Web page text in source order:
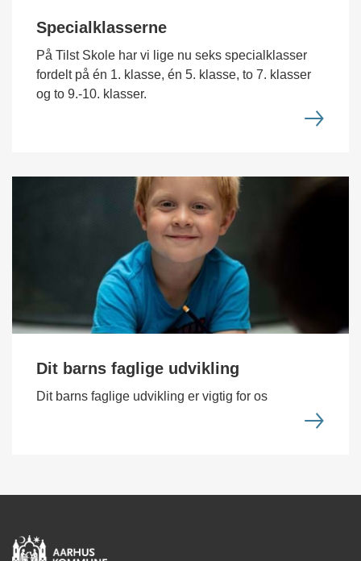
Specialklasserne
På Tilst Skole har vi lige nu seks specialklasser
fordelt på én 1. klasse, én 5. klasse, to 7. klasser
og to 9.-10. klasser.
Dit barns faglige udvikling
Dit barns faglige udvikling er vigtig for os